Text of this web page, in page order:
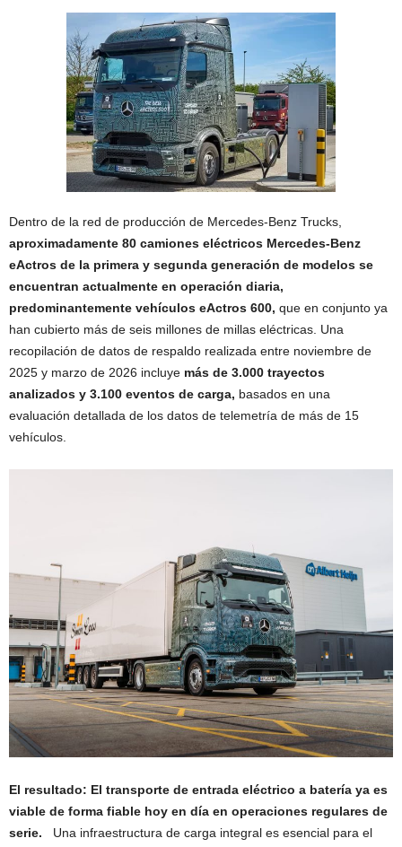
Dentro de la red de producción de Mercedes‑Benz Trucks,
aproximadamente 80 camiones eléctricos Mercedes‑Benz
eActros de la primera y segunda generación de modelos se
encuentran actualmente en operación diaria,
predominantemente vehículos eActros 600, que en conjunto ya
han cubierto más de seis millones de millas eléctricas. Una
recopilación de datos de respaldo realizada entre noviembre de
2025 y marzo de 2026 incluye más de 3.000 trayectos
analizados y 3.100 eventos de carga, basados en una
evaluación detallada de los datos de telemetría de más de 15
vehículos.
El resultado: El transporte de entrada eléctrico a batería ya es
viable de forma fiable hoy en día en operaciones regulares de
serie. Una infraestructura de carga integral es esencial para el